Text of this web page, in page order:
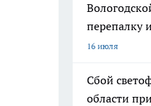
перепалку
16 июля
Сбой
области